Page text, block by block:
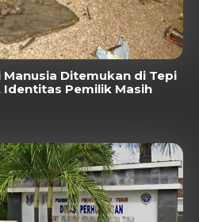
Ditemukan di Tepi
Identitas Pemilik Masih